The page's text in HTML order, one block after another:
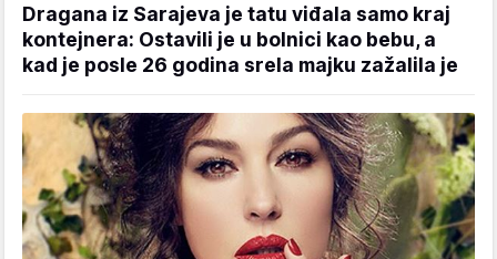
Dragana iz Sarajeva je tatu viđala samo kraj
kontejnera: Ostavili je u bolnici kao bebu, a
kad je posle 26 godina srela majku zažalila je